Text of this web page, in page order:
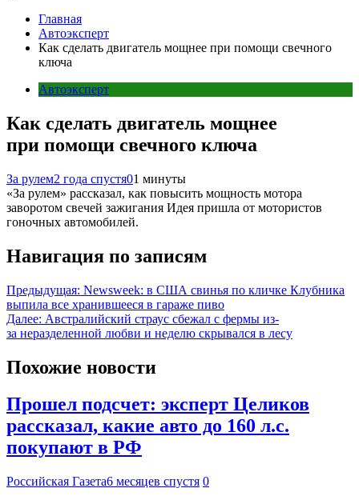
Главная
Автоэксперт
Как сделать двигатель мощнее при помощи свечного
ключа
Автоэксперт
Как сделать двигатель мощнее
при помощи свечного ключа
За рулем2 года спустя01 минуты
«За рулем» рассказал, как повысить мощность мотора
заворотом свечей зажигания Идея пришла от мотористов
гоночных автомобилей.
Навигация по записям
Предыдущая: Newsweek: в США свинья по кличке Клубника
выпила все хранившееся в гараже пиво
Далее: Австралийский страус сбежал с фермы из-
за неразделенной любви и неделю скрывался в лесу
Похожие новости
Прошел подсчет: эксперт Целиков
рассказал, какие авто до 160 л.с.
покупают в РФ
Российская Газета6 месяцев спустя 0